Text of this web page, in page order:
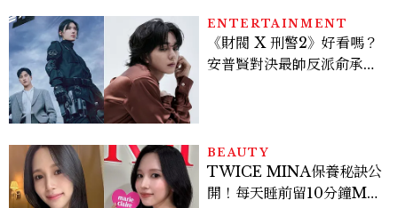
ENTERTAINMENT
《財閥 X 刑警2》好看嗎？
安普賢對決最帥反派俞承
多大？
BEAUTY
TWICE MINA保養秘訣公
開！每天睡前留10分鐘ME